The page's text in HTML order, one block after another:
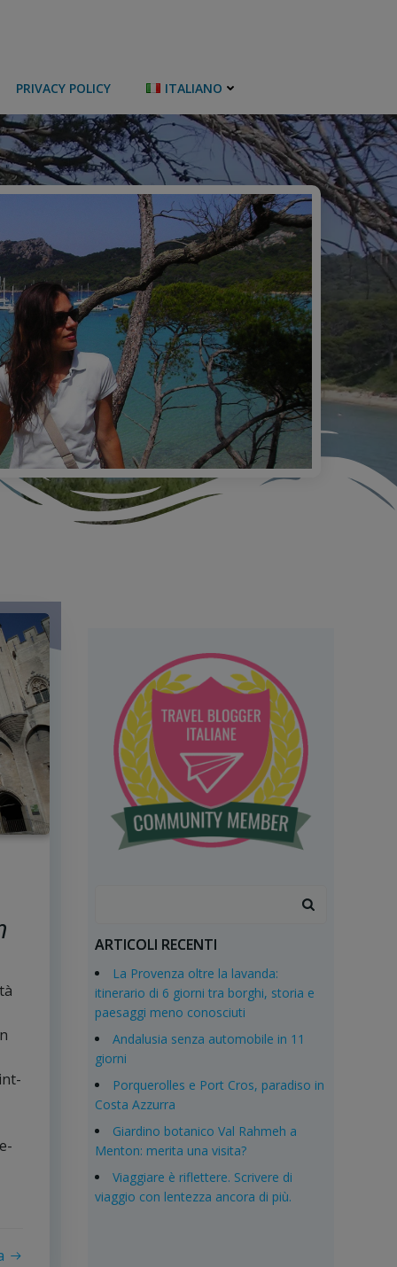
PRIVACY POLICY ITALIANO
ARTICOLI RECENTI
La Provenza oltre la lavanda:
itinerario di 6 giorni tra borghi, storia e
paesaggi meno conosciuti
Andalusia senza automobile in 11
giorni
Porquerolles e Port Cros, paradiso in
Costa Azzurra
Giardino botanico Val Rahmeh a
Menton: merita una visita?
Viaggiare è riflettere. Scrivere di
viaggio con lentezza ancora di più.